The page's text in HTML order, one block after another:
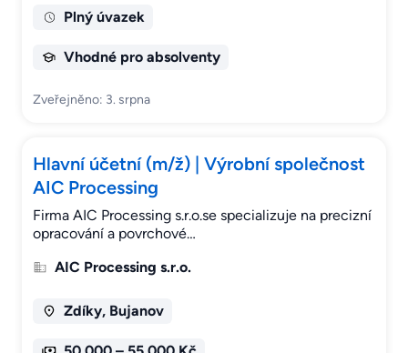
Plný úvazek
Vhodné pro absolventy
Zveřejněno: 3. srpna
Hlavní účetní (m/ž) | Výrobní společnost
AIC Processing
Firma AIC Processing s.r.o.se specializuje na precizní
opracování a povrchové…
AIC Processing s.r.o.
Zdíky, Bujanov